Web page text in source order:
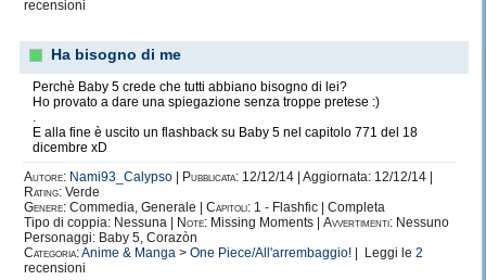
recensioni
Ha bisogno di me
Perchè Baby 5 crede che tutti abbiano bisogno di lei?
Ho provato a dare una spiegazione senza troppe pretese :)
.
E alla fine è uscito un flashback su Baby 5 nel capitolo 771 del 18
dicembre xD
Autore: Nami93_Calypso Pubblicata: 12/12/14 | Aggiornata: 12/12/14 |
Rating: Verde
Genere: Commedia, Generale | Capitoli: 1 - Flashfic | Completa
Tipo di coppia: Nessuna |
Note: Missing Moments | Avvertimenti: Nessuno
Personaggi: Baby 5, Corazòn
Categoria:Anime & Manga > One Piece/All'arrembaggio! | Leggi le 2
recensioni